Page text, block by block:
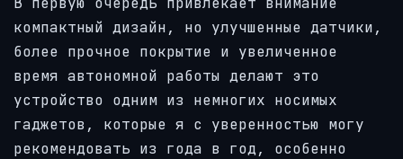
компактный дизайн, но улучшенные датчики,
более прочное покрытие и увеличенное
время автономной работы делают это
устройство одним из немногих носимых
гаджетов, которые я с уверенностью могу
рекомендовать из года в год, особенно